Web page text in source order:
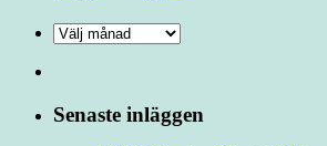
Senaste inläggen